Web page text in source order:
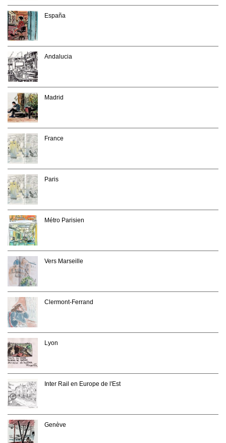
España
Andalucia
Madrid
France
Paris
Métro Parisien
Vers Marseille
Clermont-Ferrand
Lyon
Inter Rail en Europe de l'Est
Genève